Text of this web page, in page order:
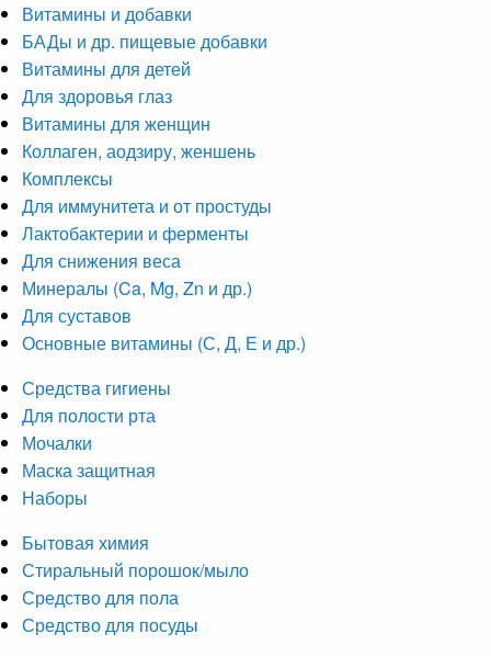
Витамины и добавки
БАДы и др. пищевые добавки
Витамины для детей
Для здоровья глаз
Витамины для женщин
Коллаген, аодзиру, женшень
Комплексы
Для иммунитета и от простуды
Лактобактерии и ферменты
Для снижения веса
Минералы (Ca, Mg, Zn и др.)
Для суставов
Основные витамины (С, Д, Е и др.)
Средства гигиены
Для полости рта
Мочалки
Маска защитная
Наборы
Бытовая химия
Стиральный порошок/мыло
Средство для пола
Средство для посуды